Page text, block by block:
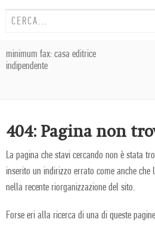
minimum fax: casa editrice
indipendente
404: Pagina non
La pagina che stavi cercando non è stata
inserito un indirizzo errato come anche
nella recente riorganizzazione del sito.
Forse eri alla ricerca di una di queste